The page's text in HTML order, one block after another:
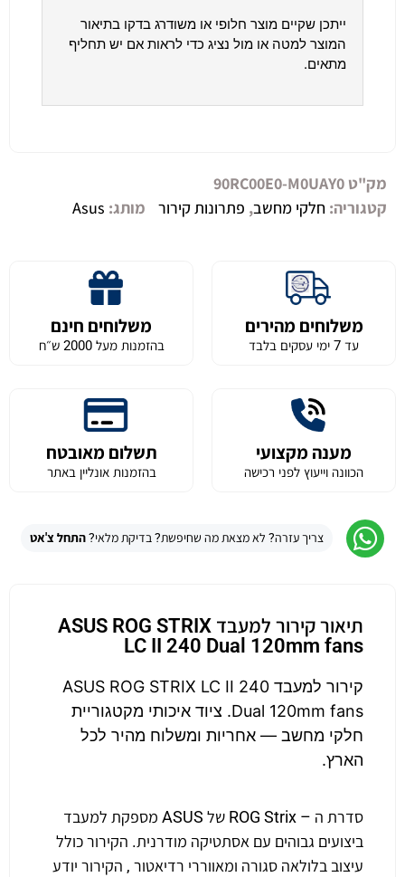
ייתכן שקיים מוצר חלופי או משודרג בדקו בתיאור
המוצר למטה או מול נציג כדי לראות אם יש תחליף
מתאים.
מק"ט 90RC00E0-M0UAY0
קטגוריה: חלקי מחשב, פתרונות קירור מותג: Asus
משלוחים מהירים
עד 7 ימי עסקים בלבד
משלוחים חינם
בהזמנות מעל 2000 ש״ח
מענה מקצועי
הכוונה וייעוץ לפני רכישה
תשלום מאובטח
בהזמנות אונליין באתר
צריך עזרה? לא מצאת מה שחיפשת? בדיקת מלאי?התחל צ'אט
תיאור קירור למעבד ASUS ROG STRIX
LC II 240 Dual 120mm fans
קירור למעבד ASUS ROG STRIX LC II 240
Dual 120mm fans. ציוד איכותי מקטגוריית
חלקי מחשב — אחריות ומשלוח מהיר לכל
הארץ.
סדרת ה – ROG Strix של ASUS מספקת למעבד
ביצועים גבוהים עם אסתטיקה מודרנית. הקירור כולל
עיצוב בלולאה סגורה ומאווררי רדיאטור , הקירור יודע